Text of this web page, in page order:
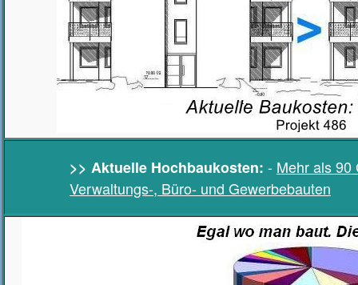
>> Aktuelle Hochbaukosten: - Mehr als 90
Verwaltungs-, Büro- und Gewerbebauten